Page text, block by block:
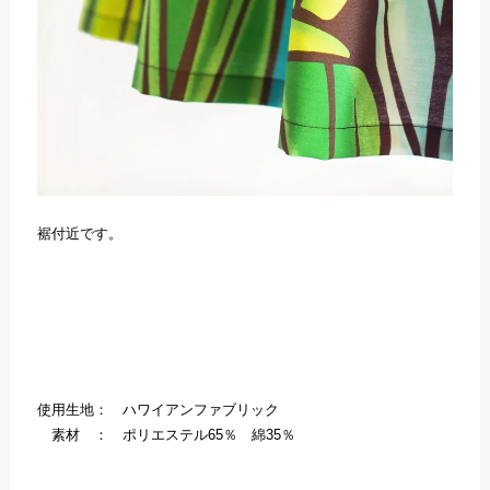
裾付近です。
使用生地： ハワイアンファブリック
素材 ： ポリエステル65％ 綿35％